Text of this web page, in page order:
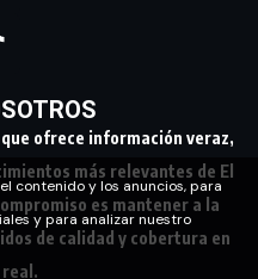
ofrece información veraz,
más relevantes de El
es mantener a la
de calidad y cobertura en
contenido y los anuncios, para
y para analizar nuestro